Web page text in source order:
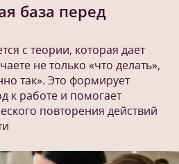
база перед
с теории, которая дает
не только «что делать»,
так». Это формирует
к работе и помогает
повторения действий